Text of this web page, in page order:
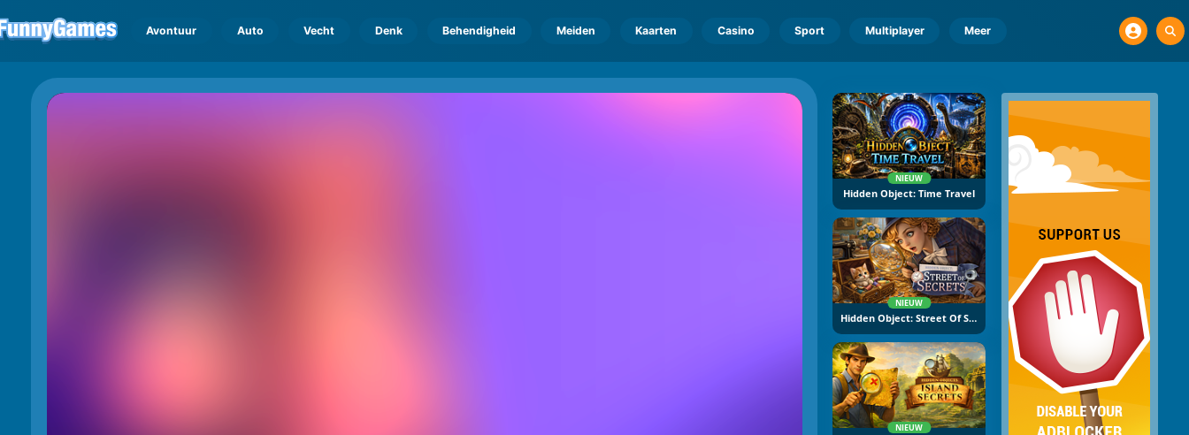
Avontuur Auto Vecht Denk Behendigheid Meiden Kaarten Casino Sport Multiplayer Meer
NIEUW
Hidden Object: Time Travel
NIEUW
Hidden Object: Street Of Secrets
NIEUW